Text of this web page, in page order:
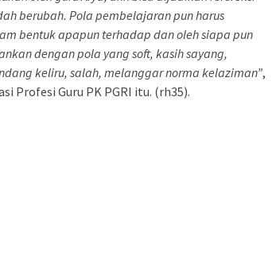
berubah. Pola pembelajaran pun harus
bentuk apapun terhadap dan oleh siapa pun
dengan pola yang soft, kasih sayang,
keliru, salah, melanggar norma kelaziman”,
Profesi Guru PK PGRI itu. (rh35).